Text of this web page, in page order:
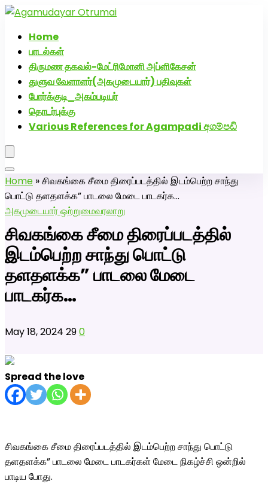
Home
பாடல்கள்
திருமண தகவல்-மேட்ரிமோனி அப்ளிகேசன்
துளுவ வேளாளர்(அகமுடையார்) பதிவுகள்
போர்க்குடி_அகம்படியர்
தொடர்புக்கு
Various References for Agampadi අගම්පඩි
Home »சிவகங்கை சீமை திரைப்படத்தில் இடம்பெற்ற சாந்து
பொட்டு தளதளக்க” பாடலை மேடை பாடகர்க…
அகமுடையார் ஒற்றுமைவரலாறு
சிவகங்கை சீமை திரைப்படத்தில்
இடம்பெற்ற சாந்து பொட்டு
தளதளக்க” பாடலை மேடை
பாடகர்க…
May 18, 2024 290
Spread the love
சிவகங்கை சீமை திரைப்படத்தில் இடம்பெற்ற சாந்து பொட்டு
தளதளக்க” பாடலை மேடை பாடகர்கள் மேடை நிகழ்ச்சி ஒன்றில்
பாடிய போது.
அகமுடையார் திருமண வரன்களுக்கு அகமுடையார்மேட்ரி-